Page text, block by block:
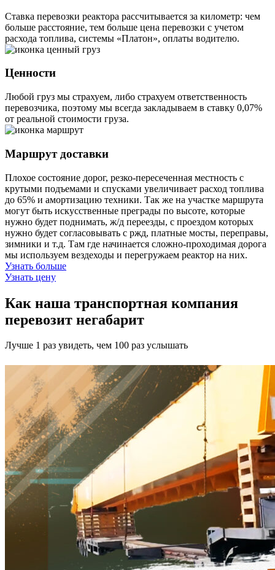
Ставка перевозки реактора рассчитывается за километр: чем
больше расстояние, тем больше цена перевозки с учетом
расхода топлива, системы «Платон», оплаты водителю.
Ценности
Любой груз мы страхуем, либо страхуем ответственность
перевозчика, поэтому мы всегда закладываем в ставку 0,07%
от реальной стоимости груза.
Маршрут доставки
Плохое состояние дорог, резко-пересеченная местность с
крутыми подъемами и спусками увеличивает расход топлива
до 65% и амортизацию техники. Так же на участке маршрута
могут быть искусственные преграды по высоте, которые
нужно будет поднимать, ж/д переезды, с проездом которых
нужно будет согласовывать с ржд, платные мосты, переправы,
зимники и т.д. Там где начинается сложно-проходимая дорога
мы используем вездеходы и перегружаем реактор на них.
Узнать больше
Узнать цену
Как наша транспортная компания
перевозит негабарит
Лучше 1 раз увидеть, чем 100 раз услышать